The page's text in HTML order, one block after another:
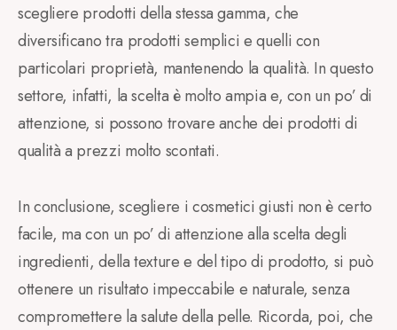
scegliere prodotti della stessa gamma, che
diversificano tra prodotti semplici e quelli con
particolari proprietà, mantenendo la qualità. In questo
settore, infatti, la scelta è molto ampia e, con un po’ di
attenzione, si possono trovare anche dei prodotti di
qualità a prezzi molto scontati.
In conclusione, scegliere i cosmetici giusti non è certo
facile, ma con un po’ di attenzione alla scelta degli
ingredienti, della texture e del tipo di prodotto, si può
ottenere un risultato impeccabile e naturale, senza
compromettere la salute della pelle. Ricorda, poi, che